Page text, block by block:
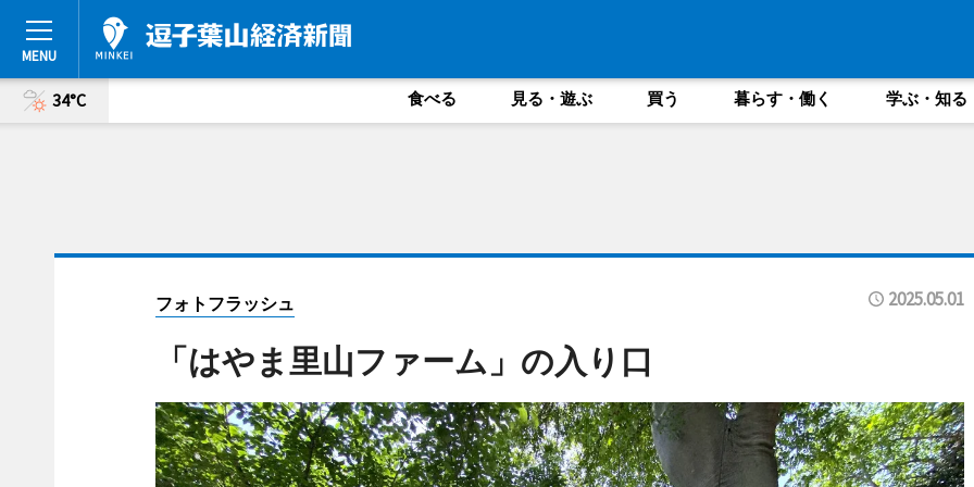
34°C 食べる 見る・遊ぶ 買う 暮らす・働く 学ぶ・知る
フォトフラッシュ 2025.05.01
「はやま里山ファーム」の入り口